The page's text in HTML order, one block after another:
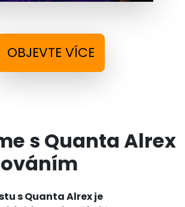
OBJEVTE VÍCE
s Quanta Alrex
s Quanta Alrex je